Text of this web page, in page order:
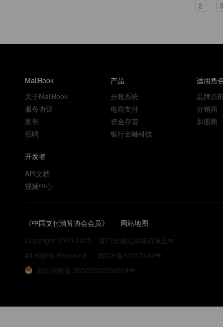
2 3
MallBook
关于MallBook
服务协议
案例
招聘
开发者
API文档
视频中心
产品
分账系统
电商支付
资金存管
银行金融科技
适用角
品牌总
分销商
加盟商
《中国支付清算协会会员》
网站地图
Copyright 2020-2025 厦门投融汇网络有限公司
All Rights Reserved 闽ICP备12017244号
闽公网安备 35020302036924号